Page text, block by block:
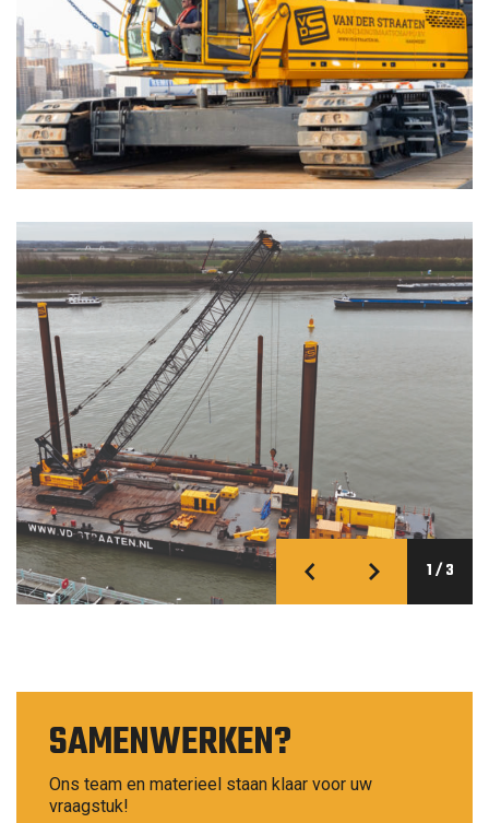
1/3
SAMENWERKEN?
Ons team en materieel staan klaar voor uw
vraagstuk!